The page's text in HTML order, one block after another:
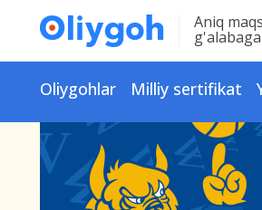
Aniq
Oliygohlar Milliy sertifikat